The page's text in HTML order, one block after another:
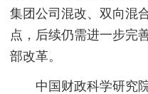
集团公司混改、双向混
点，后续仍需进一步完
部改革。
中国财政科学研究院